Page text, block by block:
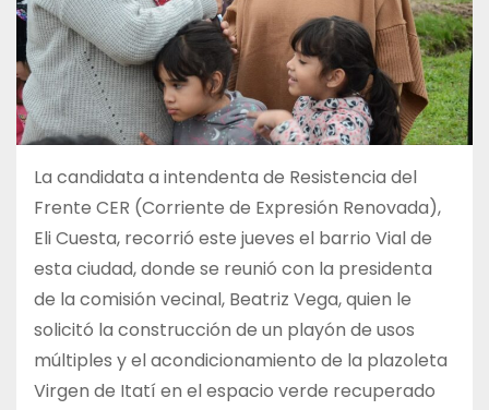
La candidata a intendenta de Resistencia del
Frente CER (Corriente de Expresión Renovada),
Eli Cuesta, recorrió este jueves el barrio Vial de
esta ciudad, donde se reunió con la presidenta
de la comisión vecinal, Beatriz Vega, quien le
solicitó la construcción de un playón de usos
múltiples y el acondicionamiento de la plazoleta
Virgen de Itatí en el espacio verde recuperado